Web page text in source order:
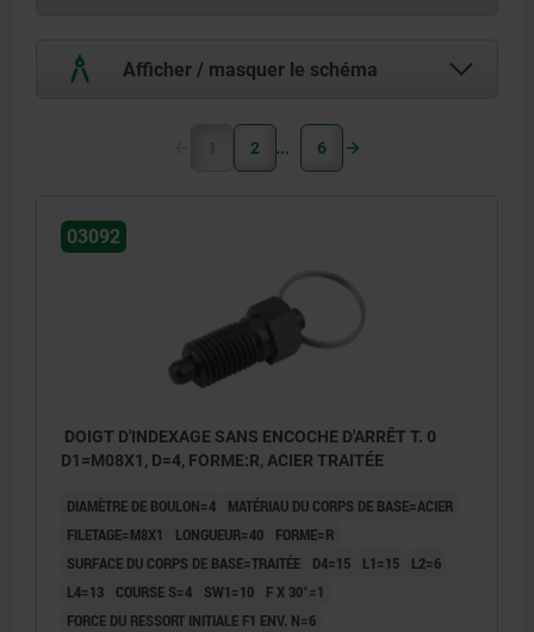
Afficher / masquer le schéma
1 2 6
03092
DOIGT D'INDEXAGE SANS ENCOCHE D'ARRÊT T. 0
D1=M08X1, D=4, FORME:R, ACIER TRAITÉE
DIAMÈTRE DE BOULON=4
MATÉRIAU DU CORPS DE BASE=ACIER
FILETAGE=M8X1
LONGUEUR=40
FORME=R
SURFACE DU CORPS DE BASE=TRAITÉE
D4=15 L1=15
L2=6
L4=13
COURSE S=4 SW1=10
F X 30°=1
FORCE DU RESSORT INITIALE F1 ENV. N=6